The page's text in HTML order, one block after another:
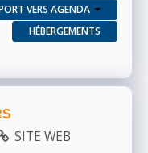
VERS AGENDA
HÉBERGEMENTS
SITE WEB